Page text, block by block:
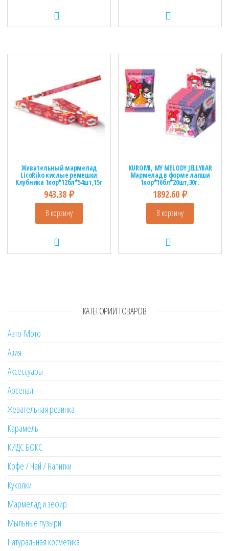
Жевательный мармелад
LicoRiko кислые ремешки
Клубника 1кор*12бл*54шт,15г
943.38 ₽
В корзину
KUROMI, MY MELODY JELLYBAR
Мармелад в форме лапши
1кор*16бл*20шт,30г.
1892.60₽
В корзину
КАТЕГОРИИ ТОВАРОВ
Авто-Мото
Азия
Аксессуары
Арсенал
Жевательная резинка
Карамель
КИДС БОКС
Кофе / Чай / Напитки
Куколки
Мармелад и зефир
Мыльные пузыри
Натуральная косметика